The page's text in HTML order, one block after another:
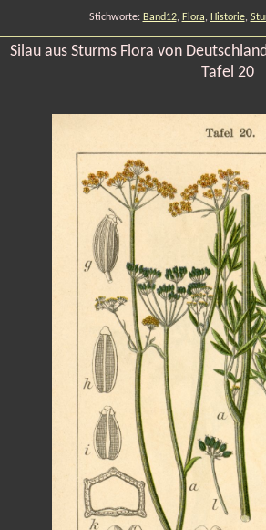
Stichworte: Band12, Flora, Historie,
Silau aus Sturms Flora von
Tafel 20